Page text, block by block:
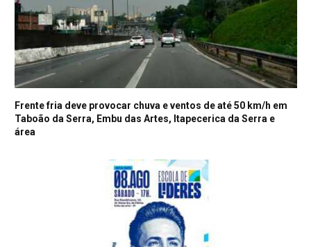
Frente fria deve provocar chuva e ventos de até 50 km/h em
Taboão da Serra, Embu das Artes, Itapecerica da Serra e
área